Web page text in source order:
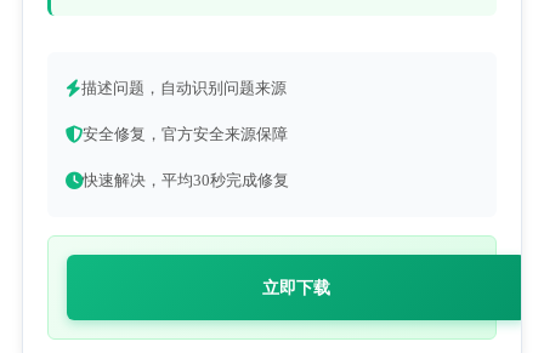
描述问题，自动识别问题来源
安全修复，官方安全来源保障
快速解决，平均30秒完成修复
立即下载